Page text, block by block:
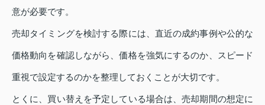
意が必要です。
売却タイミングを検討する際には、直近の成約事例や公的な
価格動向を確認しながら、価格を強気にするのか、スピード
重視で設定するのかを整理しておくことが大切です。
とくに、買い替えを予定している場合は、売却期間の想定に